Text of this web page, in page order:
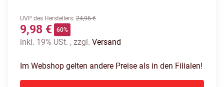
UVP des Herstellers: 24,95 €
9,98 € 60%
inkl. 19% USt. , zzgl. Versand
Im Webshop gelten andere Preise als in den Filialen!